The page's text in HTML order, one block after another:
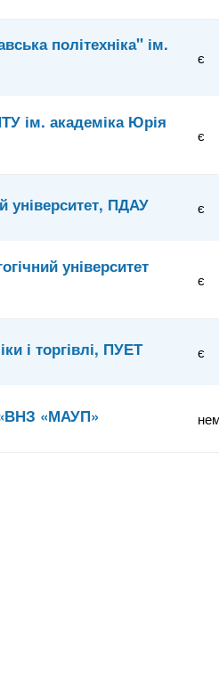
політехніка" ім.
є
ім. академіка Юрія
є
університет, ПДАУ є
університет
є
і торгівлі, ПУЕТ є
«ВНЗ «МАУП»